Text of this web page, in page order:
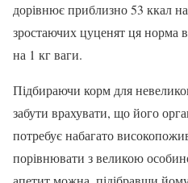
дорівнює приблизно 53 ккал
зростаючих цуценят ця норма
на 1 кг ваги.
Підбираючи корм для
забути врахувати, що його
потребує набагато
порівнювати з великою